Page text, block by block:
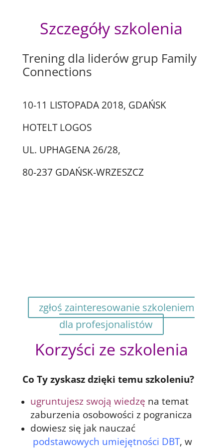
Szczegóły szkolenia
Trening dla liderów grup Family
Connections
10-11 LISTOPADA 2018, GDAŃSK
HOTELT LOGOS
UL. UPHAGENA 26/28,
80-237 GDAŃSK-WRZESZCZ
zgłoś zainteresowanie szkoleniem
dla profesjonalistów
Korzyści ze szkolenia
Co Ty zyskasz dzięki temu szkoleniu?
ugruntujesz swoją wiedzę na temat
zaburzenia osobowości z pogranicza
dowiesz się jak nauczać
podstawowych umiejętności DBT, w